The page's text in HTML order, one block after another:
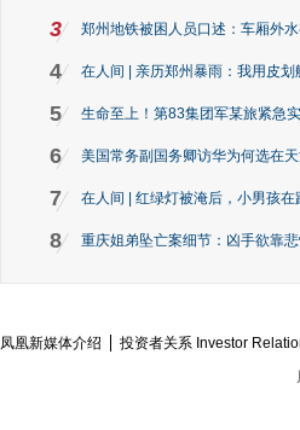
3 郑州地铁被困人员口述：车厢外
4 在人间 | 亲历郑州暴雨：我用皮划
5 生命至上！第83集团军某旅紧急
6 美国常务副国务卿访华为何选在
7 在人间 | 红绿灯被淹后，小男孩
8 重庆姐弟坠亡案细节：凶手欲靠
凤凰新媒体介绍 投资者关系 Investor